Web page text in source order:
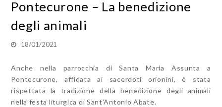
Pontecurone – La benedizione
degli animali
18/01/2021
Anche nella parrocchia di Santa Maria Assunta a
Pontecurone, affidata ai sacerdoti orionini, è stata
rispettata la tradizione della benedizione degli animali
nella festa liturgica di Sant’Antonio Abate.